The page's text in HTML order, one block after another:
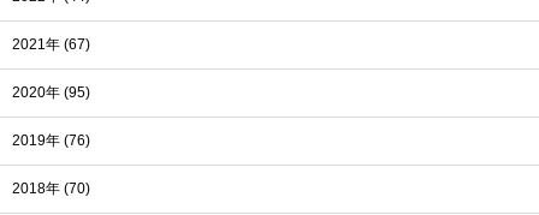
2021年 (67)
2020年 (95)
2019年 (76)
2018年 (70)